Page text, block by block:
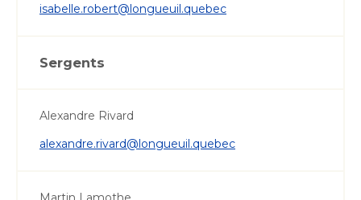
isabelle.robert@longueuil.quebec
Sergents
Alexandre Rivard
alexandre.rivard@longueuil.quebec